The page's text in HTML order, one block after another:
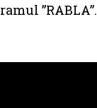
”RABLA”.